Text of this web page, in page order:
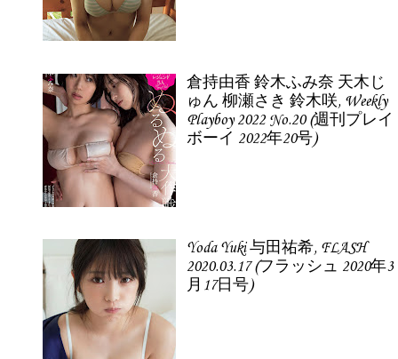
倉持由香 鈴木ふみ奈 天木じ
ゅん 柳瀬さき 鈴木咲, Weekly
Playboy 2022 No.20 (週刊プレイ
ボーイ 2022年20号)
Yoda Yuki 与田祐希, FLASH
2020.03.17 (フラッシュ 2020年3
月17日号)